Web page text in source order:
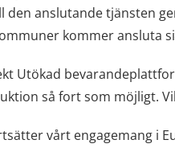
den anslutande tjänsten
kommer ansluta
Utökad
så fort som möjligt.
vårt engagemang i